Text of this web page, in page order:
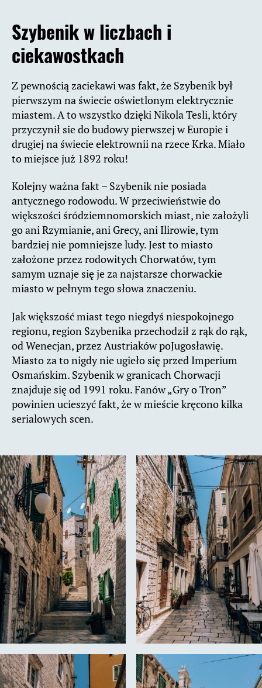
Szybenik w liczbach i
ciekawostkach
Z pewnością zaciekawi was fakt, że Szybenik był
pierwszym na świecie oświetlonym elektrycznie
miastem. A to wszystko dzięki Nikola Tesli, który
przyczynił sie do budowy pierwszej w Europie i
drugiej na świecie elektrownii na rzece Krka. Miało
to miejsce już 1892 roku!
Kolejny ważna fakt – Szybenik nie posiada
antycznego rodowodu. W przeciwieństwie do
większości śródziemnomorskich miast, nie założyli
go ani Rzymianie, ani Grecy, ani Ilirowie, tym
bardziej nie pomniejsze ludy. Jest to miasto
założone przez rodowitych Chorwatów, tym
samym uznaje się je za najstarsze chorwackie
miasto w pełnym tego słowa znaczeniu.
Jak większość miast tego niegdyś niespokojnego
regionu, region Szybenika przechodził z rąk do rąk,
od Wenecjan, przez Austriaków poJugosławię.
Miasto za to nigdy nie ugieło się przed Imperium
Osmańskim. Szybenik w granicach Chorwacji
znajduje się od 1991 roku. Fanów „Gry o Tron”
powinien ucieszyć fakt, że w mieście kręcono kilka
serialowych scen.